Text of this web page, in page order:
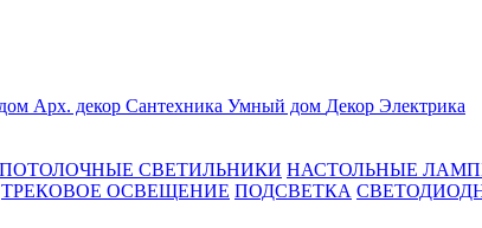
Арх. декор Сантехника Умный дом Декор Электрика
ПОТОЛОЧНЫЕ СВЕТИЛЬНИКИ НАСТОЛЬНЫЕ
ТРЕКОВОЕ ОСВЕЩЕНИЕ ПОДСВЕТКА